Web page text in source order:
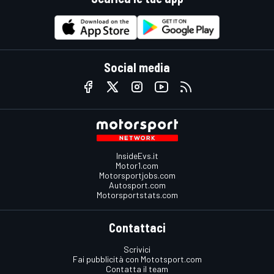
Social media
InsideEvs.it
Motor1.com
Motorsportjobs.com
Autosport.com
Motorsportstats.com
Contattaci
Scrivici
Fai pubblicità con Mototsport.com
Contatta il team